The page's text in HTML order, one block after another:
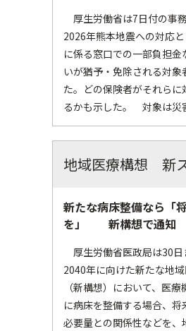
厚生労働省は7日付の事務
2026年熊本地震への対応
に係る窓口での一部負担金
いが猶予・免除される対象
た。どの保険者がそれらに
るかも示した。 対象は災
地域医療構想 新
新たな病床整備なら「
を」 新構想で通知
厚生労働省医政局は30日
2040年に向けた新たな地
（新構想）において、医
に病床を整備する場合、将
必要量との関係性などを、